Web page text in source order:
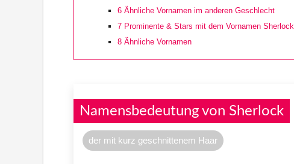
6 Ähnliche Vornamen im anderen Geschlecht
7 Prominente & Stars mit dem Vornamen Sherlock
8 Ähnliche Vornamen
Namensbedeutung von Sherlock
der mit kurz geschnittenem Haar